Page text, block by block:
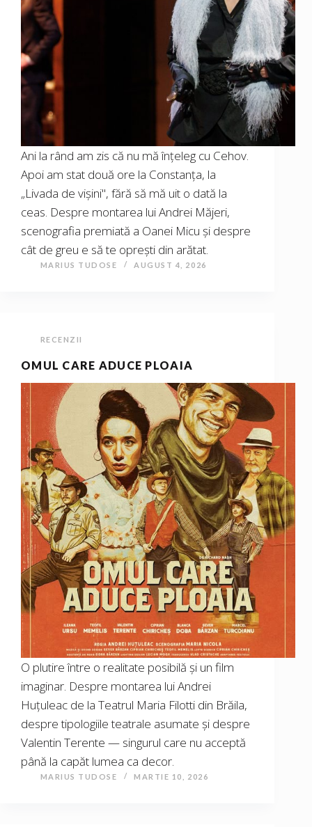
Ani la rând am zis că nu mă înțeleg cu Cehov.
Apoi am stat două ore la Constanța, la
„Livada de vișini", fără să mă uit o dată la
ceas. Despre montarea lui Andrei Măjeri,
scenografia premiată a Oanei Micu și despre
cât de greu e să te oprești din arătat.
MARIUS TUDOSE AUGUST 4, 2026
RECENZII
OMUL CARE ADUCE PLOAIA
O plutire între o realitate posibilă și un film
imaginar. Despre montarea lui Andrei
Huțuleac de la Teatrul Maria Filotti din Brăila,
despre tipologiile teatrale asumate și despre
Valentin Terente — singurul care nu acceptă
până la capăt lumea ca decor.
MARIUS TUDOSE MARTIE 10, 2026